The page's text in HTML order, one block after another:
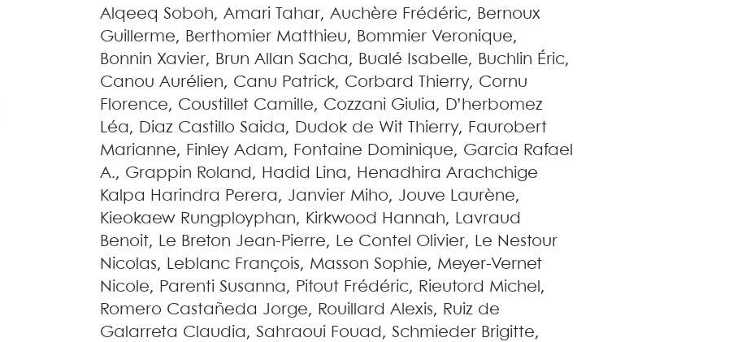
Alqeeq Soboh,Amari Tahar,Auchère Frédéric, Bernoux
Guillerme, Berthomier Matthieu, Bommier Veronique,
Bonnin Xavier, Brun Allan Sacha, Bualé Isabelle, Buchlin Éric,
Canou Aurélien, Canu Patrick, Corbard Thierry, Cornu
Florence, Coustillet Camille, Cozzani Giulia, D’herbomez
Léa, Diaz Castillo Saida, Dudok de Wit Thierry, Faurobert
Marianne, Finley Adam, Fontaine Dominique, Garcia Rafael
A., Grappin Roland , Hadid Lina, Henadhira Arachchige
Kalpa Harindra Perera, Janvier Miho, Jouve Laurène,
Kieokaew Rungployphan, Kirkwood Hannah, Lavraud
Benoit, Le Breton Jean-Pierre, Le Contel Olivier, Le Nestour
Nicolas, Leblanc François, Masson Sophie, Meyer-Vernet
Nicole, Parenti Susanna, Pitout Frédéric, Rieutord Michel ,
Romero Castañeda Jorge, Rouillard Alexis, Ruiz de
Galarreta Claudia,Sahraoui Fouad ,Schmieder Brigitte,